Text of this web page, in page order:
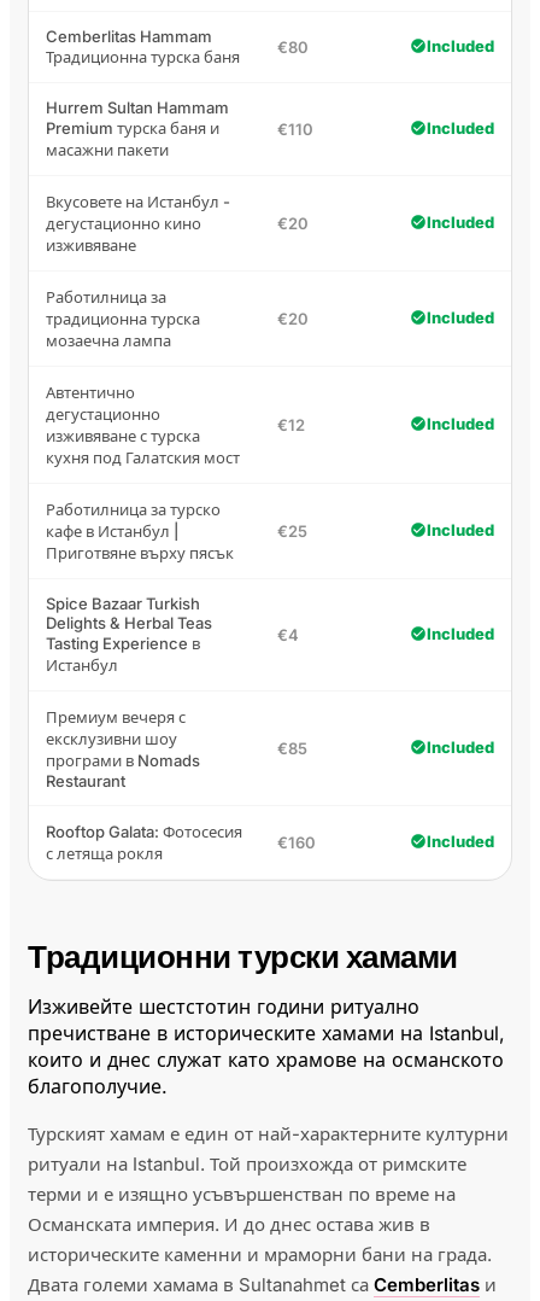
Cemberlitas Hammam
Традиционна турска баня
€80 Included
Hurrem Sultan Hammam
Premium турска баня и
масажни пакети
€110 Included
Вкусовете на Истанбул -
дегустационно кино
изживяване
€20 Included
Работилница за
традиционна турска
мозаечна лампа
€20 Included
Автентично
дегустационно
изживяване с турска
кухня под Галатския мост
€12 Included
Работилница за турско
кафе в Истанбул |
Приготвяне върху пясък
€25 Included
Spice Bazaar Turkish
Delights & Herbal Teas
Tasting Experience в
Истанбул
€4 Included
Премиум вечеря с
ексклузивни шоу
програми в Nomads
Restaurant
€85 Included
Rooftop Galata: Фотосесия
с летяща рокля
€160 Included
Традиционни турски хамами
Изживейте шестстотин години ритуално
пречистване в историческите хамами на Istanbul,
които и днес служат като храмове на османското
благополучие.
Турският хамам е един от най-характерните културни
ритуали на Istanbul. Той произхожда от римските
терми и е изящно усъвършенстван по време на
Османската империя. И до днес остава жив в
историческите каменни и мраморни бани на града.
Двата големи хамама в Sultanahmet са Cemberlitas и